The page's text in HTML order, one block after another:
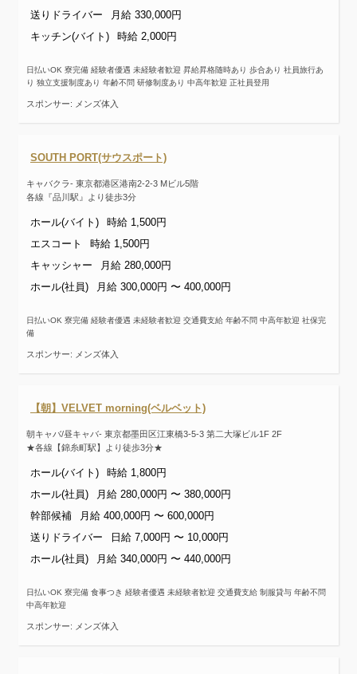
送りドライバー
月給 330,000円
キッチン(バイト)
時給 2,000円
日払いOK 寮完備 経験者優遇 未経験者歓迎 昇給昇格随時あり 歩合あり 社員旅行あ
り 独立支援制度あり 年齢不問 研修制度あり 中高年歓迎 正社員登用
スポンサー: メンズ体入
SOUTH PORT(サウスポート)
キャバクラ- 東京都港区港南2-2-3 Mビル5階
各線『品川駅』より徒歩3分
ホール(バイト)
時給 1,500円
エスコート
時給 1,500円
キャッシャー
月給 280,000円
ホール(社員)
月給 300,000円 〜 400,000円
日払いOK 寮完備 経験者優遇 未経験者歓迎 交通費支給 年齢不問 中高年歓迎 社保完
備
スポンサー: メンズ体入
【朝】VELVET morning(ベルベット)
朝キャバ/昼キャバ- 東京都墨田区江東橋3-5-3 第二大塚ビル1F 2F
★各線【錦糸町駅】より徒歩3分★
ホール(バイト)
時給 1,800円
ホール(社員)
月給 280,000円 〜 380,000円
幹部候補
月給 400,000円 〜 600,000円
送りドライバー
日給 7,000円 〜 10,000円
ホール(社員)
月給 340,000円 〜 440,000円
日払いOK 寮完備 食事つき 経験者優遇 未経験者歓迎 交通費支給 制服貸与 年齢不問
中高年歓迎
スポンサー: メンズ体入